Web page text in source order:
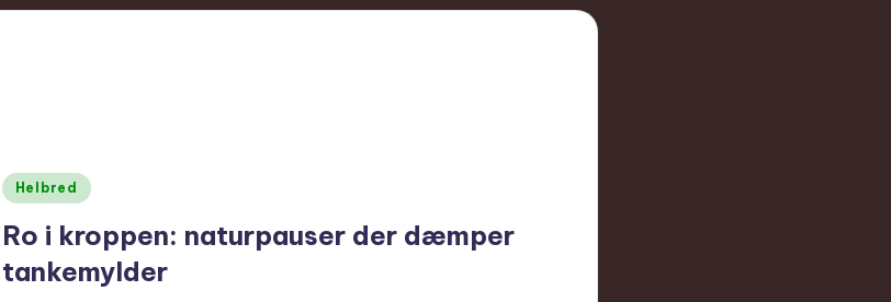
Posted
Helbred
Ro i kroppen: naturpauser der dæmper
tankemylder